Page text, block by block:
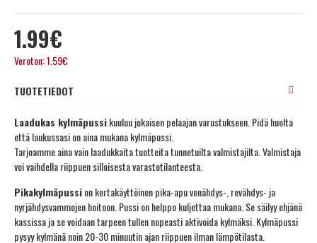
1.99€
Veroton: 1.59€
TUOTETIEDOT
Laadukas kylmäpussikuuluu jokaisen pelaajan varustukseen. Pidä huolta
että laukussasi on aina mukana kylmäpussi.
Tarjoamme aina vain laadukkaita tuotteita tunnetuilta valmistajilta. Valmistaja
voi vaihdella riippuen silloisesta varastotilanteesta.
Pikakylmäpussion kertakäyttöinen pika-apu venähdys-, revähdys- ja
nyrjähdysvammojen hoitoon. Pussi on helppo kuljettaa mukana. Se säilyy ehjänä
kassissa ja se voidaan tarpeen tullen nopeasti aktivoida kylmäksi. Kylmäpussi
pysyy kylmänä noin 20-30 minuutin ajan riippuen ilman lämpötilasta.